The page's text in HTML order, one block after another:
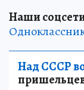
Наши
Над СССР